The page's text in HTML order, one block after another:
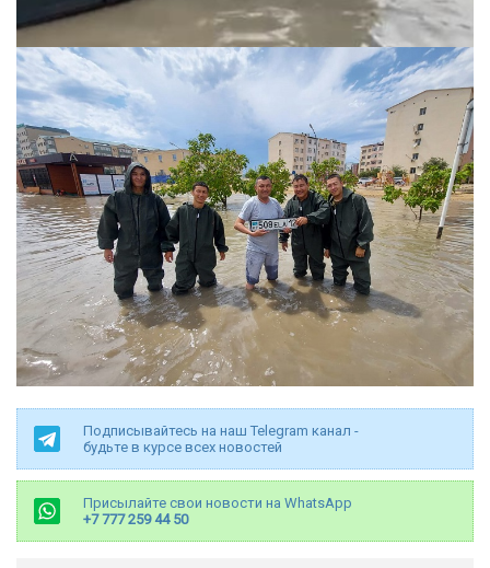
Подписывайтесь на наш Telegram канал -
будьте в курсе всех новостей
Присылайте свои новости на WhatsApp
+7 777 259 44 50